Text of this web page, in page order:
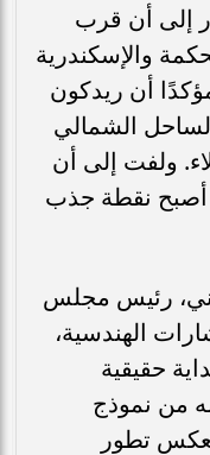
إلى أن قرب
والإسكندرية
أن ريدكون
في الساحل الشمالي
ولفت إلى أن
أصبح نقطة جذب
رئيس مجلس
الهندسية،
حقيقية
من نموذج
تطور